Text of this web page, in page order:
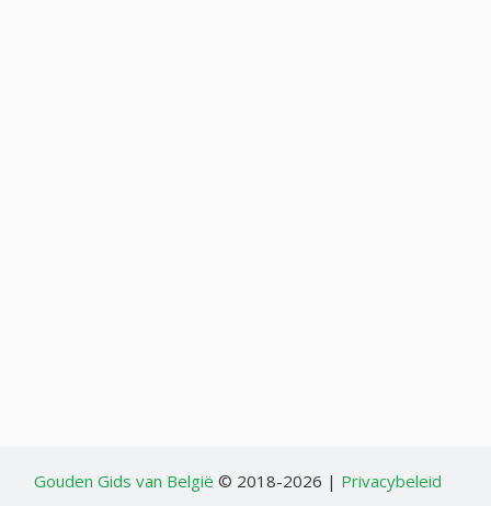
Gouden Gids van België © 2018-2026 | Privacybeleid